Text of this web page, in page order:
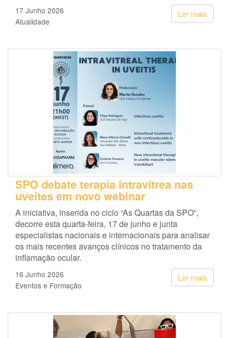
Ler mais
17 Junho 2026
Atualidade
SPO debate terapia intravítrea nas
uveítes em novo webinar
A iniciativa, inserida no ciclo “As Quartas da SPO”,
decorre esta quarta-feira, 17 de junho e junta
especialistas nacionais e internacionais para analisar
os mais recentes avanços clínicos no tratamento da
inflamação ocular.
Ler mais
16 Junho 2026
Eventos e Formação